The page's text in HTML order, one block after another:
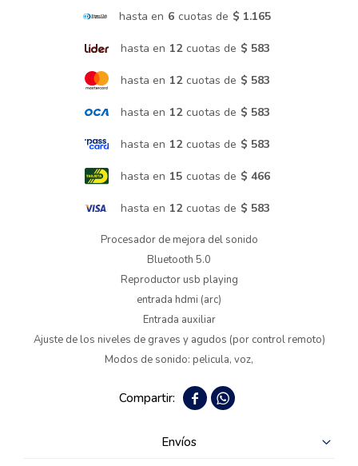
hasta en 6 cuotas de $ 1.165
hasta en 12 cuotas de $ 583
hasta en 12 cuotas de $ 583
hasta en 12 cuotas de $ 583
hasta en 12 cuotas de $ 583
hasta en 15 cuotas de $ 466
hasta en 12 cuotas de $ 583
Procesador de mejora del sonido
Bluetooth 5.0
Reproductor usb playing
entrada hdmi (arc)
Entrada auxiliar
Ajuste de los niveles de graves y agudos (por control remoto)
Modos de sonido: pelicula, voz,
 
Envíos
Muebles de exterior
Lavado y secado
Bicicletas y más